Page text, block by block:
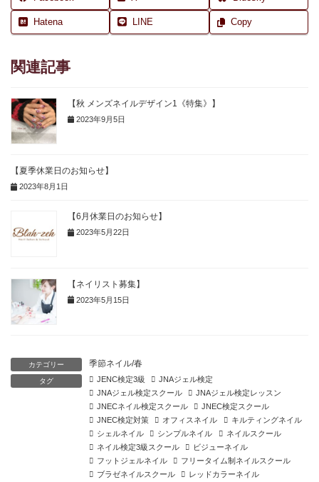
Hatena LINE Copy
関連記事
【秋 メンズネイルデザイン1《特集》】
2023年9月5日
【夏季休業日のお知らせ】
2023年8月1日
【6月休業日のお知らせ】
2023年5月22日
【ネイリスト募集】
2023年5月15日
カテゴリー 季節ネイル/春
タグ JENC検定3級
JNAジェル検定
JNAジェル検定スクール
JNAジェル検定レッスン
JNECネイル検定スクール
JNEC検定スクール
JNEC検定対策
オフィスネイル
キルティングネイル
シェルネイル
シンプルネイル
ネイルスクール
ネイル検定3級スクール
ビジューネイル
フットジェルネイル
フリータイム制ネイルスクール
ブラゼネイルスクール
レッドカラーネイル